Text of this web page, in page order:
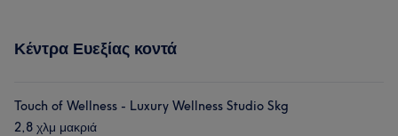
Κέντρα Ευεξίας κοντά
Touch of Wellness - Luxury Wellness Studio Skg
2,8 χλμ μακριά